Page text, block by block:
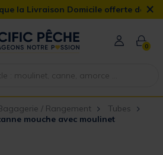
Domicile offerte dès 90€ ×
0
/ Rangement
Tubes
mouche avec moulinet